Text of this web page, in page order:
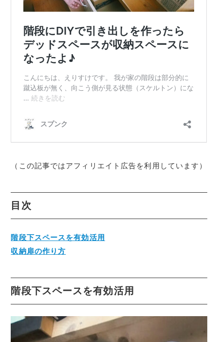
（この記事ではアフィリエイト広告を利用しています）
目次
階段下スペースを有効活用
収納扉の作り方
階段下スペースを有効活用